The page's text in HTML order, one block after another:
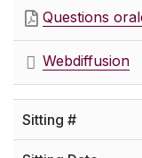
Questions
Webdiffusion